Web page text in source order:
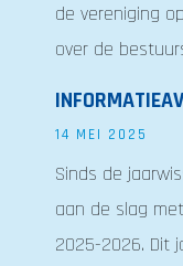
de vereniging
over de
14 MEI 2025
Sinds de
aan de slag
2025-2026. Dit